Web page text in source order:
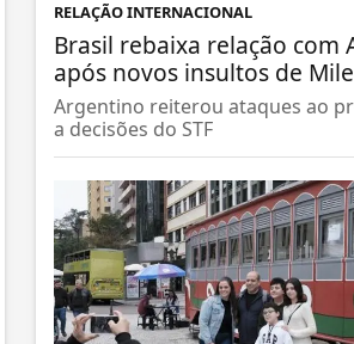
RELAÇÃO INTERNACIONAL
Brasil rebaixa relação com
após novos insultos de
Argentino reiterou ataques ao
a decisões do STF